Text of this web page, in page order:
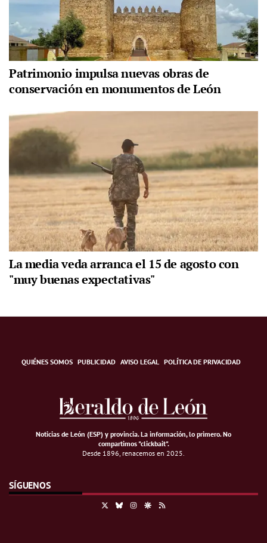
Patrimonio impulsa nuevas obras de
conservación en monumentos de León
La media veda arranca el 15 de agosto con
"muy buenas expectativas"
QUIÉNES SOMOS PUBLICIDAD AVISO LEGAL POLÍTICA DE PRIVACIDAD
Noticias de León (ESP) y provincia. La información, lo primero.No
compartimos "clickbait".
Desde 1896, renacemos en 2025.
SÍGUENOS
BlueskyInstagramGoogle Discover